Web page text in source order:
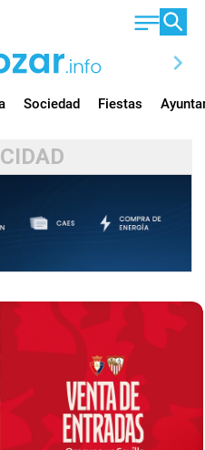
chevron_right
Sociedad Fiestas